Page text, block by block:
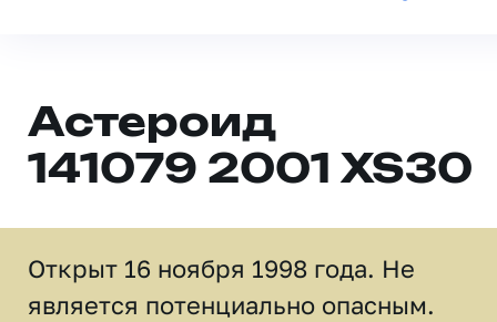
Астероид
141079 2001 XS30
Открыт 16 ноября 1998 года. Не
является потенциально опасным.